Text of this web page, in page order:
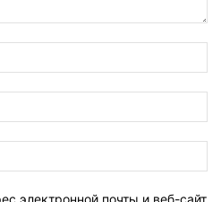
электронной почты и веб-сайт